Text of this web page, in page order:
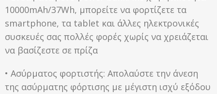
10000mAh/37Wh, μπορείτε να φορτίζετε τα
smartphone, τα tablet και άλλες ηλεκτρονικές
συσκευές σας πολλές φορές χωρίς να χρειάζεται
να βασίζεστε σε πρίζα
• Ασύρματος φορτιστής: Απολαύστε την άνεση
της ασύρματης φόρτισης με μέγιστη ισχύ εξόδου